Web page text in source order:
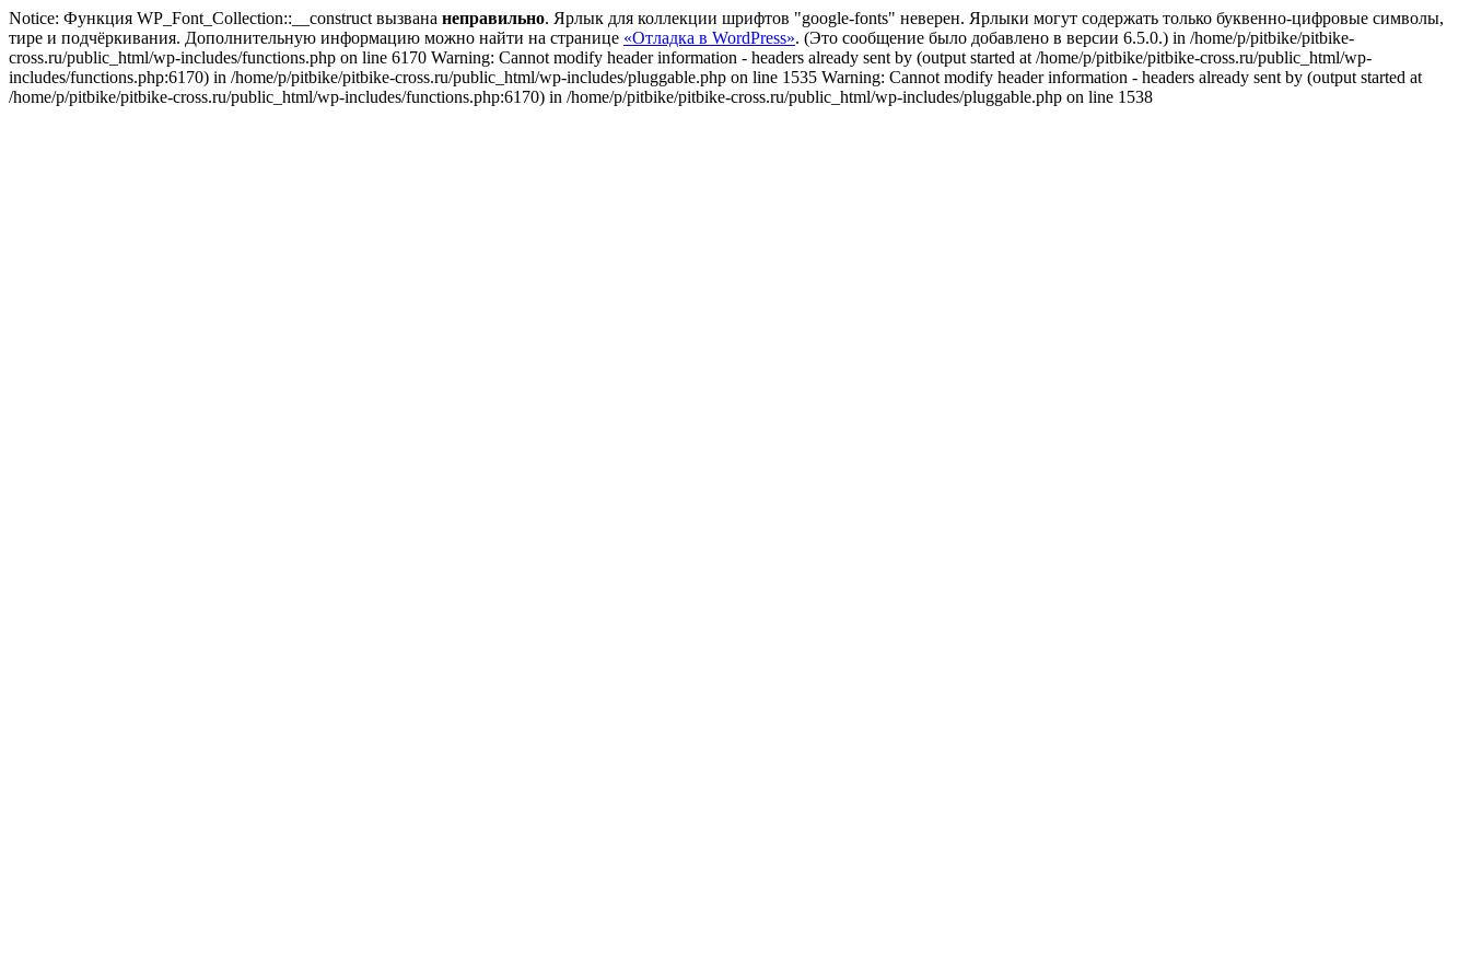
Notice: Функция WP_Font_Collection::__construct вызвана неправильно. Ярлык для коллекции шрифтов "google-fonts" неверен. Ярлыки могут содержать только буквенно-цифровые символы,
тире и подчёркивания. Дополнительную информацию можно найти на странице «Отладка в WordPress». (Это сообщение было добавлено в версии 6.5.0.) in /home/p/pitbike/pitbike-
cross.ru/public_html/wp-includes/functions.php on line 6170 Warning: Cannot modify header information - headers already sent by (output started at /home/p/pitbike/pitbike-cross.ru/public_html/wp-
includes/functions.php:6170) in /home/p/pitbike/pitbike-cross.ru/public_html/wp-includes/pluggable.php on line 1535 Warning: Cannot modify header information - headers already sent by (output started at
/home/p/pitbike/pitbike-cross.ru/public_html/wp-includes/functions.php:6170) in /home/p/pitbike/pitbike-cross.ru/public_html/wp-includes/pluggable.php on line 1538